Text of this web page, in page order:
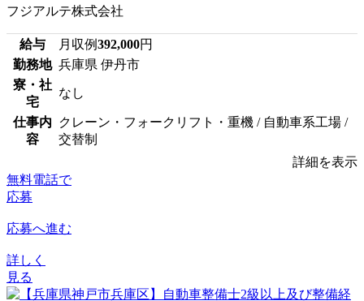
フジアルテ株式会社
給与 月収例392,000円
勤務地 兵庫県 伊丹市
寮・社
宅
なし
仕事内
容
クレーン・フォークリフト・重機 / 自動車系工場 /
交替制
詳細を表示
無料電話で
応募
応募へ進む
詳しく
見る